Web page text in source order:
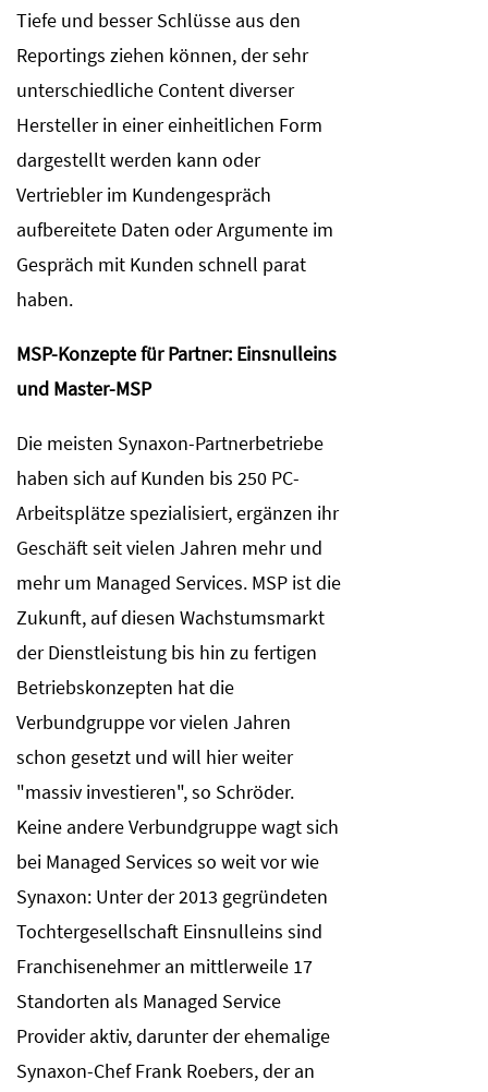
Tiefe und besser Schlüsse aus den
Reportings ziehen können, der sehr
unterschiedliche Content diverser
Hersteller in einer einheitlichen Form
dargestellt werden kann oder
Vertriebler im Kundengespräch
aufbereitete Daten oder Argumente im
Gespräch mit Kunden schnell parat
haben.
MSP-Konzepte für Partner: Einsnulleins
und Master-MSP
Die meisten Synaxon-Partnerbetriebe
haben sich auf Kunden bis 250 PC-
Arbeitsplätze spezialisiert, ergänzen ihr
Geschäft seit vielen Jahren mehr und
mehr um Managed Services. MSP ist die
Zukunft, auf diesen Wachstumsmarkt
der Dienstleistung bis hin zu fertigen
Betriebskonzepten hat die
Verbundgruppe vor vielen Jahren
schon gesetzt und will hier weiter
"massiv investieren", so Schröder.
Keine andere Verbundgruppe wagt sich
bei Managed Services so weit vor wie
Synaxon: Unter der 2013 gegründeten
Tochtergesellschaft Einsnulleins sind
Franchisenehmer an mittlerweile 17
Standorten als Managed Service
Provider aktiv, darunter der ehemalige
Synaxon-Chef Frank Roebers, der an